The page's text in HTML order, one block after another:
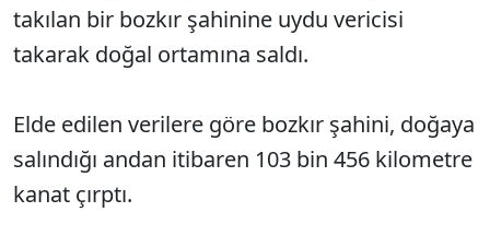
takılan bir bozkır şahinine uydu vericisi
takarak doğal ortamına saldı.
Elde edilen verilere göre bozkır şahini, doğaya
salındığı andan itibaren 103 bin 456 kilometre
kanat çırptı.